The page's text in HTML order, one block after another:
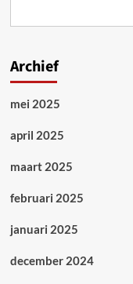
Archief
mei 2025
april 2025
maart 2025
februari 2025
januari 2025
december 2024